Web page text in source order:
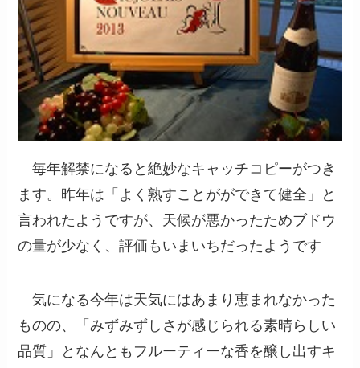
毎年解禁になると絶妙なキャッチコピーがつき
ます。昨年は「よく熟すことがができて健全」と
言われたようですが、天候が悪かったためブドウ
の量が少なく、評価もいまいちだったようです
気になる今年は天気にはあまり恵まれなかった
ものの、「みずみずしさが感じられる素晴らしい
品質」となんともフルーティーな香を醸し出すキ